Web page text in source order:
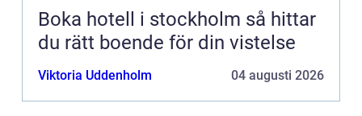
Boka hotell i stockholm så hittar
du rätt boende för din vistelse
Viktoria Uddenholm 04 augusti 2026